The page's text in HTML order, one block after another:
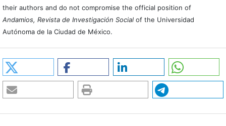
their authors and do not compromise the official position of
Andamios, Revista de Investigación Social of the Universidad
Autónoma de la Ciudad de México.